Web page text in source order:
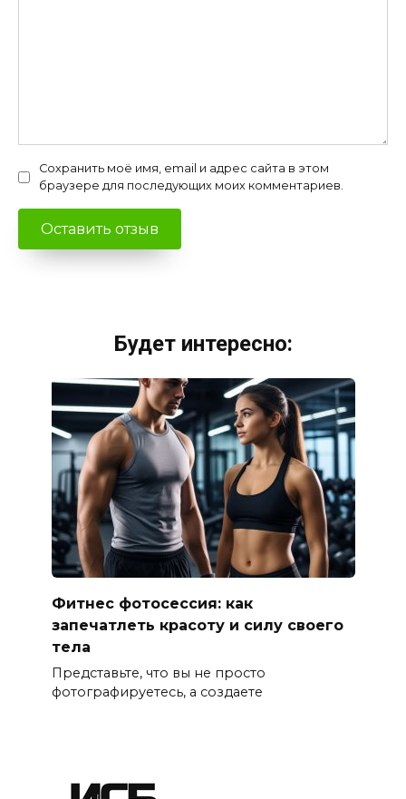
Сохранить моё имя, email и адрес сайта в этом
браузере для последующих моих комментариев.
Будет интересно:
Фитнес фотосессия: как
запечатлеть красоту и силу своего
тела
Представьте, что вы не просто
фотографируетесь, а создаете